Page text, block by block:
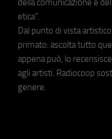
della comunicazione e
etica".
Dal punto di vista
primato: ascolta tutto
appena può, lo
agli artisti. Radiocoop
genere.